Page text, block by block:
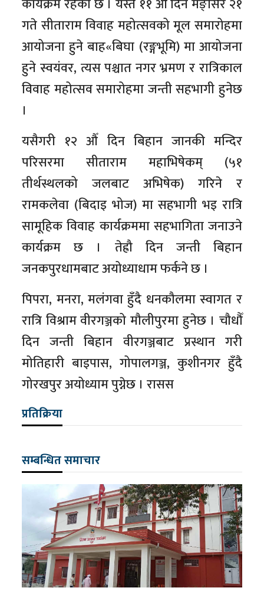
कार्यक्रम रहेको छ । यस्तै ११ औँ दिन मङ्सिर २१
गते सीताराम विवाह महोत्सवको मूल समारोहमा
आयोजना हुने बाह«बिघा (रङ्गभूमि) मा आयोजना
हुने स्वयंवर, त्यस पश्चात नगर भ्रमण र रात्रिकाल
विवाह महोत्सव समारोहमा जन्ती सहभागी हुनेछ
।
यसैगरी १२ औँ दिन बिहान जानकी मन्दिर
परिसरमा सीताराम महाभिषेकम् (५१
तीर्थस्थलको जलबाट अभिषेक) गरिने र
रामकलेवा (बिदाइ भोज) मा सहभागी भइ रात्रि
सामूहिक विवाह कार्यक्रममा सहभागिता जनाउने
कार्यक्रम छ । तेह्रौ दिन जन्ती बिहान
जनकपुरधामबाट अयोध्याधाम फर्कने छ ।
पिपरा, मनरा, मलंगवा हुँदै धनकौलमा स्वागत र
रात्रि विश्राम वीरगञ्जको मौलीपुरमा हुनेछ । चौधौँ
दिन जन्ती बिहान वीरगञ्जबाट प्रस्थान गरी
मोतिहारी बाइपास, गोपालगञ्ज, कुशीनगर हुँदै
गोरखपुर अयोध्याम पुग्नेछ । रासस
प्रतिक्रिया
सम्बन्धित समाचार